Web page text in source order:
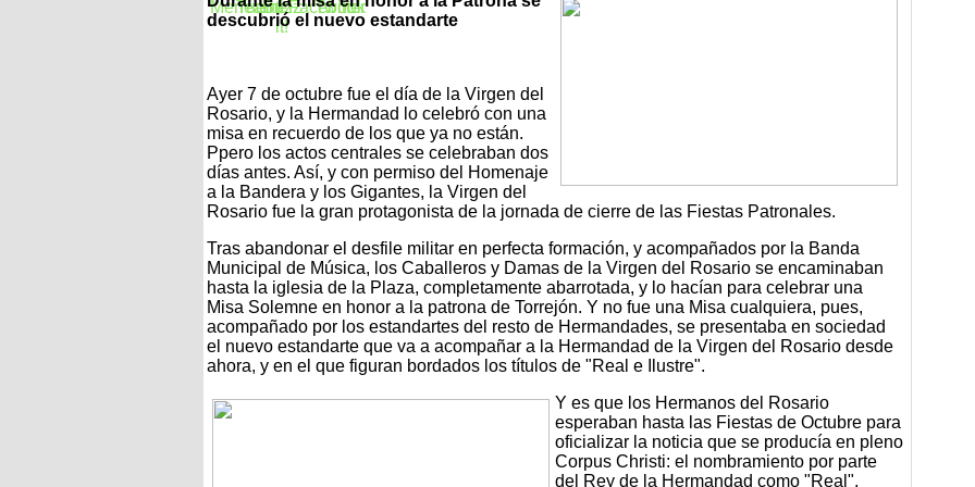
descubrió el nuevo estandarte
Ayer 7 de octubre fue el día de la Virgen del
Rosario, y la Hermandad lo celebró con una
misa en recuerdo de los que ya no están.
Ppero los actos centrales se celebraban dos
días antes. Así, y con permiso del Homenaje
a la Bandera y los Gigantes, la Virgen del
Rosario fue la gran protagonista de la jornada de cierre de las Fiestas Patronales.
Tras abandonar el desfile militar en perfecta formación, y acompañados por la Banda
Municipal de Música, los Caballeros y Damas de la Virgen del Rosario se encaminaban
hasta la iglesia de la Plaza, completamente abarrotada, y lo hacían para celebrar una
Misa Solemne en honor a la patrona de Torrejón. Y no fue una Misa cualquiera, pues,
acompañado por los estandartes del resto de Hermandades, se presentaba en sociedad
el nuevo estandarte que va a acompañar a la Hermandad de la Virgen del Rosario desde
ahora, y en el que figuran bordados los títulos de "Real e Ilustre".
Y es que los Hermanos del Rosario
esperaban hasta las Fiestas de Octubre para
oficializar la noticia que se producía en pleno
Corpus Christi: el nombramiento por parte
del Rey de la Hermandad como "Real",